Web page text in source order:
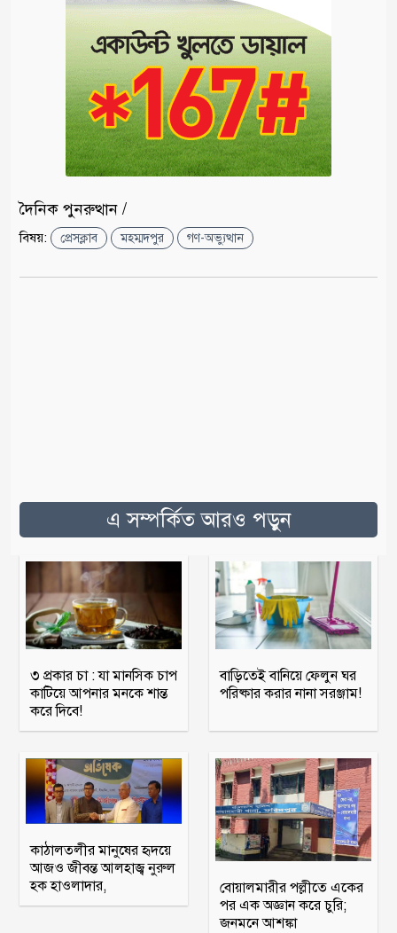
দৈনিক পুনরুত্থান /
বিষয়: প্রেসক্লাব মহম্মদপুর গণ-অভ্যুত্থান
এ সম্পর্কিত আরও পড়ুন
৩ প্রকার চা : যা মানসিক চাপ
কাটিয়ে আপনার মনকে শান্ত
করে দিবে!
বাড়িতেই বানিয়ে ফেলুন ঘর
পরিষ্কার করার নানা সরঞ্জাম!
কাঠালতলীর মানুষের হৃদয়ে
আজও জীবন্ত আলহাজ্ব নুরুল
হক হাওলাদার,
বোয়ালমারীর পল্লীতে একের
পর এক অজ্ঞান করে চুরি;
জনমনে আশঙ্কা